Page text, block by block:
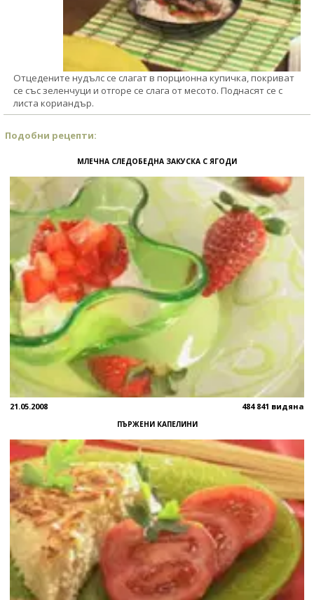
Отцедените нудълс се слагат в порционна купичка, покриват
се със зеленчуци и отгоре се слага от месото. Поднасят се с
листа кориандър.
Подобни рецепти:
МЛЕЧНА СЛЕДОБЕДНА ЗАКУСКА С ЯГОДИ
21.05.2008 484 841 видяна
ПЪРЖЕНИ КАПЕЛИНИ